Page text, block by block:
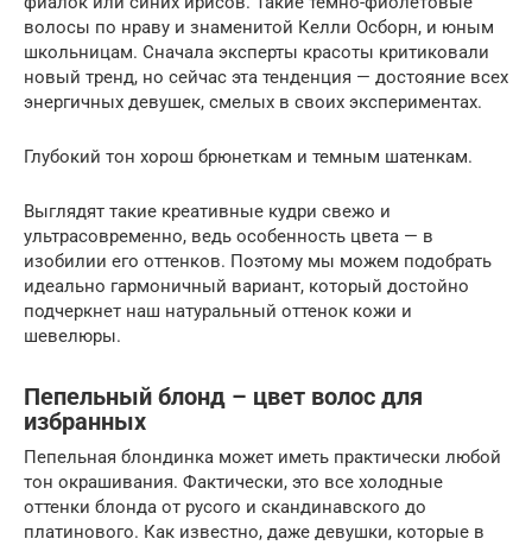
волосы по нраву и знаменитой Келли Осборн, и юным
школьницам. Сначала эксперты красоты критиковали
новый тренд, но сейчас эта тенденция — достояние всех
энергичных девушек, смелых в своих экспериментах.
Глубокий тон хорош брюнеткам и темным шатенкам.
Выглядят такие креативные кудри свежо и
ультрасовременно, ведь особенность цвета — в
изобилии его оттенков. Поэтому мы можем подобрать
идеально гармоничный вариант, который достойно
подчеркнет наш натуральный оттенок кожи и
шевелюры.
Пепельный блонд – цвет волос для
избранных
Пепельная блондинка может иметь практически любой
тон окрашивания. Фактически, это все холодные
оттенки блонда от русого и скандинавского до
платинового. Как известно, даже девушки, которые в